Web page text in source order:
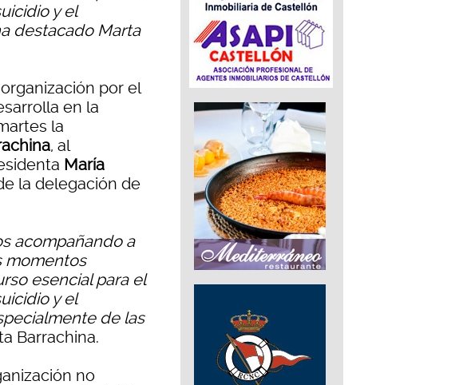
y el
destacado Marta
por el
en la
la
, al
María
la delegación de
acompañando a
momentos
esencial para el
y el
de las
Barrachina.
no